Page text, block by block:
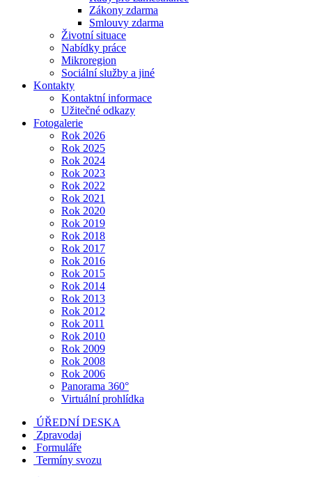
Zákony zdarma
Smlouvy zdarma
Životní situace
Nabídky práce
Mikroregion
Sociální služby a jiné
Kontakty
Kontaktní informace
Užitečné odkazy
Fotogalerie
Rok 2026
Rok 2025
Rok 2024
Rok 2023
Rok 2022
Rok 2021
Rok 2020
Rok 2019
Rok 2018
Rok 2017
Rok 2016
Rok 2015
Rok 2014
Rok 2013
Rok 2012
Rok 2011
Rok 2010
Rok 2009
Rok 2008
Rok 2006
Panorama 360°
Virtuální prohlídka
ÚŘEDNÍ DESKA
Zpravodaj
Formuláře
Termíny svozu